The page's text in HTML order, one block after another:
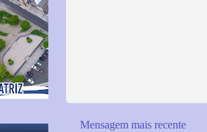
Mensagem mais recente